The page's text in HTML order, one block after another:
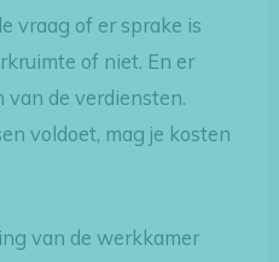
vraag of er sprake is
of niet. En er
van de verdiensten.
voldoet, mag je kosten
van de werkkamer